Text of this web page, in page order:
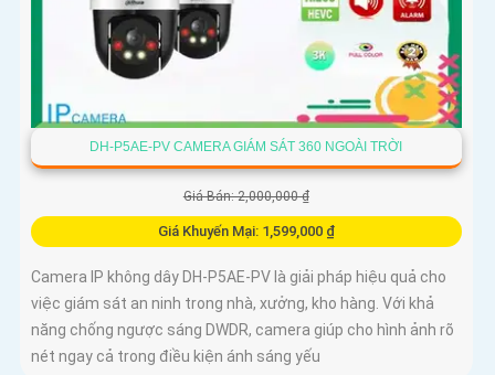
DH-P5AE-PV CAMERA GIÁM SÁT 360 NGOÀI TRỜI
Giá Bán: 2,000,000 ₫
Giá Khuyến Mại: 1,599,000 ₫
Camera IP không dây DH-P5AE-PV là giải pháp hiệu quả cho
việc giám sát an ninh trong nhà, xưởng, kho hàng. Với khả
năng chống ngược sáng DWDR, camera giúp cho hình ảnh rõ
nét ngay cả trong điều kiện ánh sáng yếu